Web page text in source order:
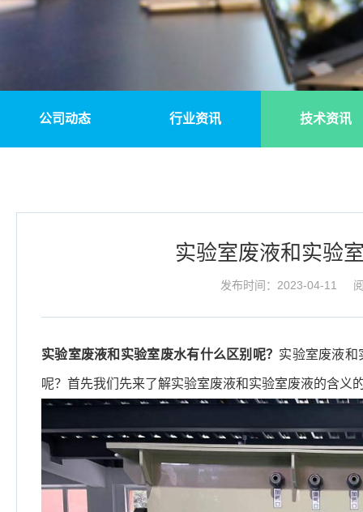
公司动态 行业资讯 技术资讯
实验室废液和实验
发布时间：2023-04-11
实验室废液和实验室废水有什么区别呢？ 实验室废液和
呢？首先我们先来了解实验室废液和实验室废液的含义